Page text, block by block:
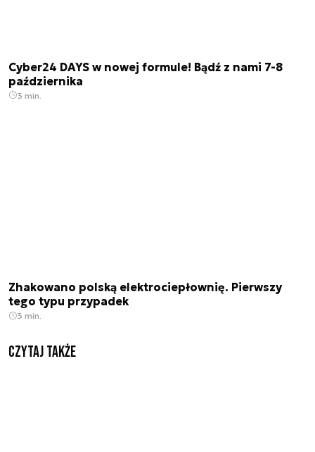
Cyber24 DAYS w nowej formule! Bądź z nami 7-8
października
3 min.
Zhakowano polską elektrociepłownię. Pierwszy
tego typu przypadek
3 min.
Czytaj także